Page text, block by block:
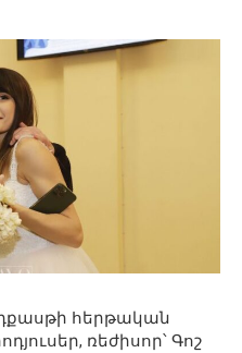
հերթական
ռեժիսոր՝ Գոշ